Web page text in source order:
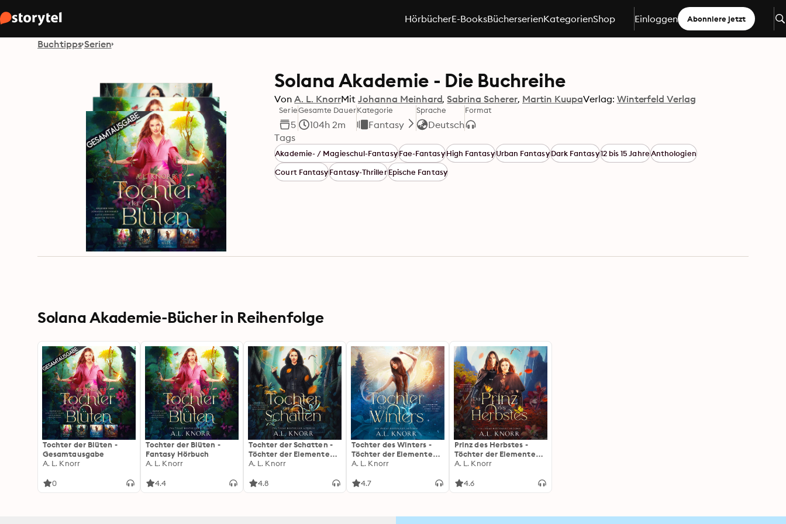
HörbücherE-BooksBücherserienKategorienShop Einloggen Abonniere jetzt
Buchtipps Serien
Solana Akademie - Die Buchreihe
Von A. L. KnorrMit Johanna Meinhard Sabrina Scherer Martin KuupaVerlag: Winterfeld Verlag
Serie
5
Gesamte Dauer
104h 2m
Kategorie
Fantasy
Sprache
Deutsch
Format
Tags
Akademie- / Magieschul-FantasyFae-FantasyHigh FantasyUrban FantasyDark Fantasy12 bis 15 JahreAnthologien
Court FantasyFantasy-ThrillerEpische Fantasy
Solana Akademie-Bücher in Reihenfolge
Tochter der Blüten -
Gesamtausgabe
A. L. Knorr
0
Tochter der Blüten -
Fantasy Hörbuch
A. L. Knorr
4.4
Tochter der Schatten -
Töchter der Elemente
Hörbuch
A. L. Knorr
4.8
Tochter des Winters -
Töchter der Elemente
Hörbuch
A. L. Knorr
4.7
Prinz des Herbstes -
Töchter der Elemente
Hörbuch
A. L. Knorr
4.6